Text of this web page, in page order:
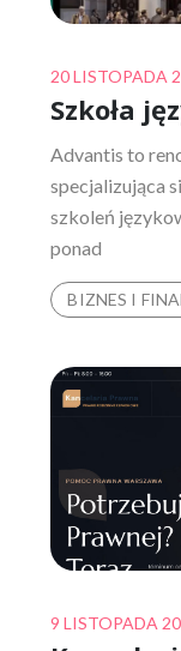
Posted
on
20 LISTOPADA
Szkoła
Advantis to
specjalizująca
szkoleń
ponad
BIZNES I
Posted
9 LISTOPADA